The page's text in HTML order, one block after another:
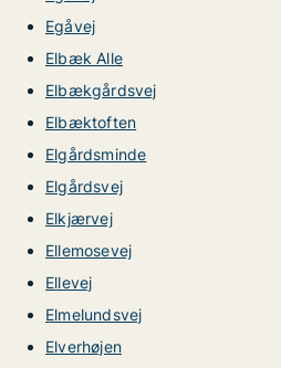
Egåvej
Elbæk Alle
Elbækgårdsvej
Elbæktoften
Elgårdsminde
Elgårdsvej
Elkjærvej
Ellemosevej
Ellevej
Elmelundsvej
Elverhøjen